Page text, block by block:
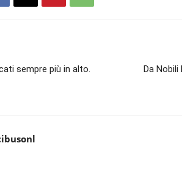
sempre più in alto.
Da